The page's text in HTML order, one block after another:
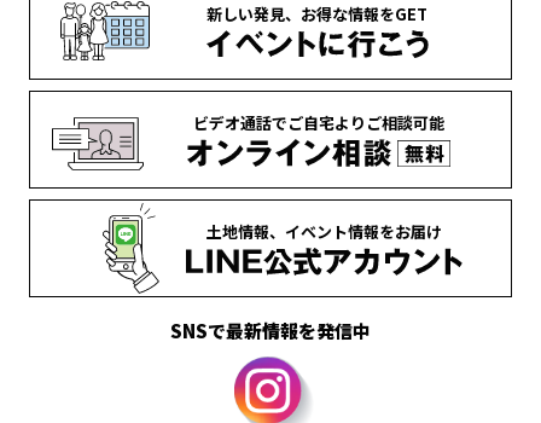
新しい発見、 お得な情報をGET
ビデオ通話でご自宅より ご相談可能
土地情報、 イベント情報をお届け
SNSで最新情報を発信中